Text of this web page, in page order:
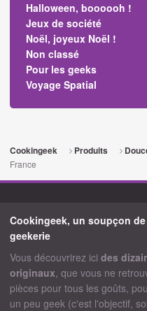
Halloween, boooooh !
Jeux de société
Noël, joyeux Noël !
Non classé
Pour les geeks
Voyage Spatial
Cookingeek Produits
France
Cookingeek, un soupçon
geekerie
Vous découvrirez ici des
originaux, que vous ne
pièces pour tous les goûts,
un peu geek (c'est l'objectif,